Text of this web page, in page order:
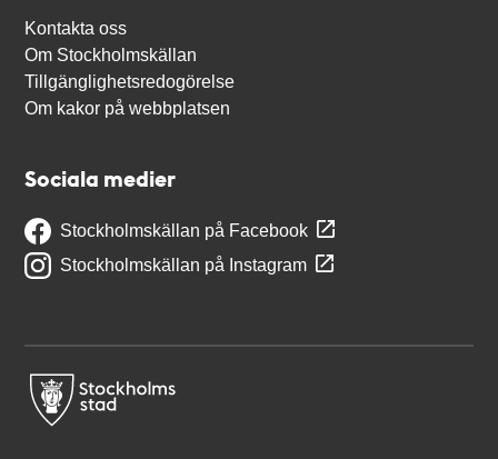
Kontakta oss
Om Stockholmskällan
Tillgänglighetsredogörelse
Om kakor på webbplatsen
Sociala medier
Stockholmskällan på Facebook
Stockholmskällan på Instagram